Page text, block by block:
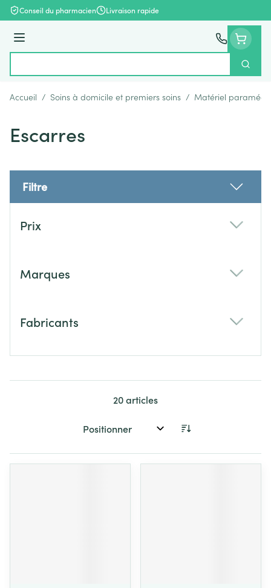
Aller au contenu
Conseil du pharmacien Livraison rapide
Menu
Accueil / Soins à domicile et premiers soins / Matériel
Escarres
Filtre
Prix
Marques
Fabricants
20articles
Trier par: